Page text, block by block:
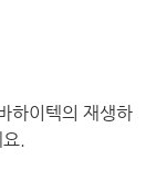
하이텍의 재생하
.